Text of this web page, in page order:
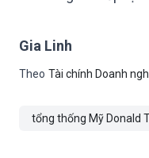
Gia Linh
Theo Tài chính Doanh
tổng thống Mỹ Donald